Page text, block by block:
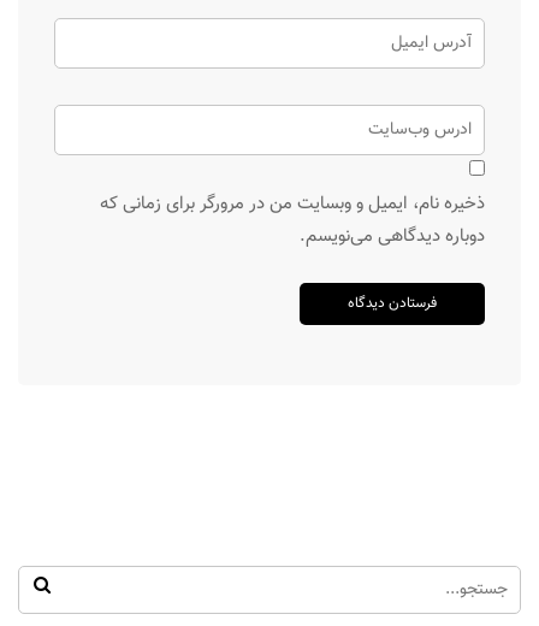
ذخیره نام، ایمیل و وبسایت من در مرورگر برای زمانی که
دوباره دیدگاهی می‌نویسم.